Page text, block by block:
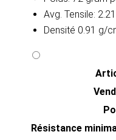
Avg. Tensile:
Densité 0.91 g/
Résistance